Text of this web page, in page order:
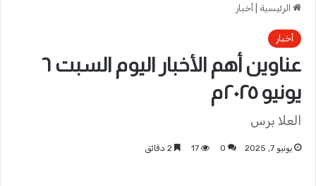
الرئيسية أخبار
أخبار
عناوين أهم الأخبار اليوم السبت ٦
يونيو ٢٠٢٥م
العلا برس
يونيو 7, 2025 0
17